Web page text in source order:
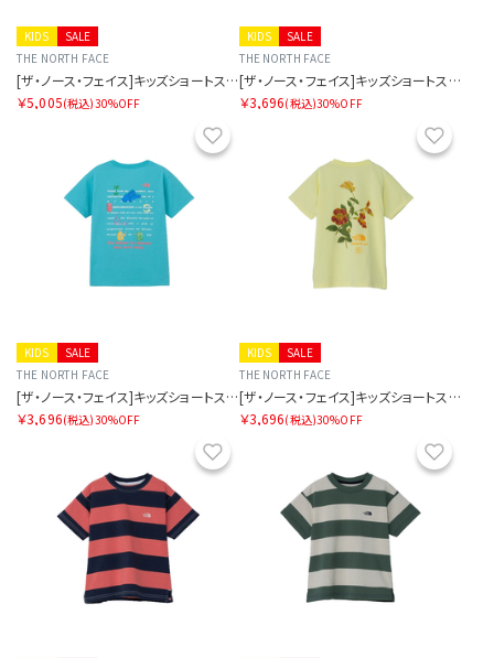
SALE
KIDS
THE NORTH FACE
[ザ・ノース・フェイス]キッズショートスリーブブライトステディティー
￥5,005(税込)30%OFF
SALE
KIDS
THE NORTH FACE
[ザ・ノース・フェイス]キッズショートスリーブフィールドグラフィックティー
￥3,696(税込)30%OFF
お気に入り
SALE
KIDS
THE NORTH FACE
[ザ・ノース・フェイス]キッズショートスリーブフィールドグラフィックティー
￥3,696(税込)30%OFF
SALE
KIDS
THE NORTH FACE
[ザ・ノース・フェイス]キッズショートスリーブフィールドグラフィックティー
￥3,696(税込)30%OFF
お気に入り